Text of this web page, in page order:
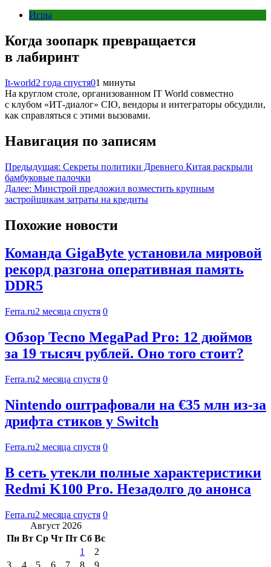
Игры
Когда зоопарк превращается
в лабиринт
It-world2 года спустя01 минуты
На круглом столе, организованном IT World совместно
с клубом «ИТ-диалог» CIO, вендоры и интеграторы обсудили,
как справляться с этими вызовами.
Навигация по записям
Предыдущая: Секреты политики Древнего Китая раскрыли
бамбуковые палочки
Далее: Минстрой предложил возместить крупным
застройщикам затраты на кредиты
Похожие новости
Команда GigaByte установила мировой
рекорд разгона оперативная память
DDR5
Ferra.ru2 месяца спустя 0
Обзор Tecno MegaPad Pro: 12 дюймов
за 19 тысяч рублей. Оно того стоит?
Ferra.ru2 месяца спустя 0
Nintendo оштрафовали на €35 млн из-за
дрифта стиков у Switch
Ferra.ru2 месяца спустя 0
В сеть утекли полные характеристики
Redmi K100 Pro. Незадолго до анонса
Ferra.ru2 месяца спустя 0
Август 2026
Пн Вт Ср Чт Пт Сб Вс
1
2
3
4 5 6 7 8
9